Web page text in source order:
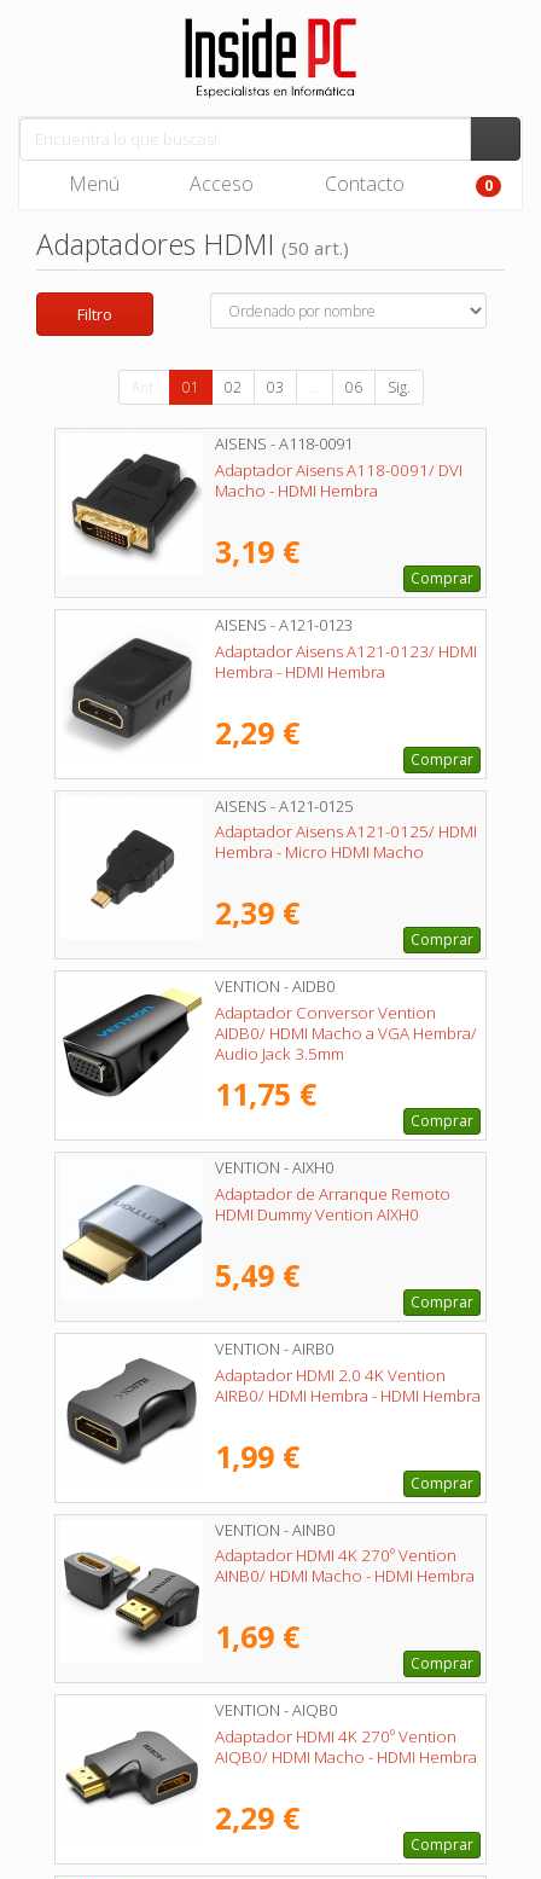
Menú Acceso Contacto 0
Adaptadores HDMI (50 art.)
Filtro
Ant. 01 02 03 ... 06 Sig.
AISENS - A118-0091
Adaptador Aisens A118-0091/ DVI
Macho - HDMI Hembra
3,19 €
Comprar
AISENS - A121-0123
Adaptador Aisens A121-0123/ HDMI
Hembra - HDMI Hembra
2,29 €
Comprar
AISENS - A121-0125
Adaptador Aisens A121-0125/ HDMI
Hembra - Micro HDMI Macho
2,39 €
Comprar
VENTION - AIDB0
Adaptador Conversor Vention
AIDB0/ HDMI Macho a VGA Hembra/
Audio Jack 3.5mm
11,75 €
Comprar
VENTION - AIXH0
Adaptador de Arranque Remoto
HDMI Dummy Vention AIXH0
5,49 €
Comprar
VENTION - AIRB0
Adaptador HDMI 2.0 4K Vention
AIRB0/ HDMI Hembra - HDMI Hembra
1,99 €
Comprar
VENTION - AINB0
Adaptador HDMI 4K 270º Vention
AINB0/ HDMI Macho - HDMI Hembra
1,69 €
Comprar
VENTION - AIQB0
Adaptador HDMI 4K 270º Vention
AIQB0/ HDMI Macho - HDMI Hembra
2,29 €
Comprar